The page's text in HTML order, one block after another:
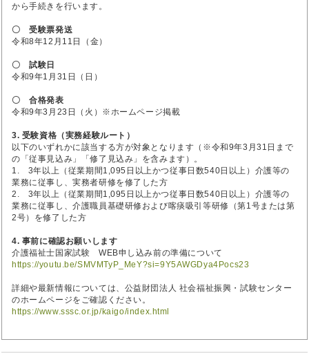
から手続きを行います。
〇 受験票発送
令和8年12月11日（金）
〇 試験日
令和9年1月31日（日）
〇 合格発表
令和9年3月23日（火）※ホームページ掲載
3. 受験資格（実務経験ルート）
以下のいずれかに該当する方が対象となります（※令和9年3月31日まで
の「従事見込み」「修了見込み」を含みます）。
1. 3年以上（従業期間1,095日以上かつ従事日数540日以上）介護等の
業務に従事し、実務者研修を修了した方
2. 3年以上（従業期間1,095日以上かつ従事日数540日以上）介護等の
業務に従事し、介護職員基礎研修および喀痰吸引等研修（第1号または第
2号）を修了した方
4. 事前に確認お願いします
介護福祉士国家試験 WEB申し込み前の準備について
https://youtu.be/SMVMTyP_MeY?si=9Y5AWGDya4Pocs23
詳細や最新情報については、公益財団法人 社会福祉振興・試験センター
のホームページをご確認ください。
https://www.sssc.or.jp/kaigo/index.html